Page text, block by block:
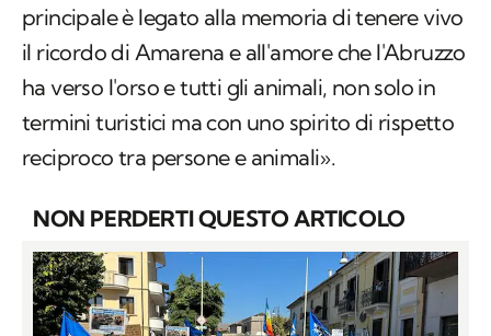
principale è legato alla memoria di tenere vivo
il ricordo di Amarena e all'amore che l'Abruzzo
ha verso l'orso e tutti gli animali, non solo in
termini turistici ma con uno spirito di rispetto
reciproco tra persone e animali».
NON PERDERTI QUESTO ARTICOLO